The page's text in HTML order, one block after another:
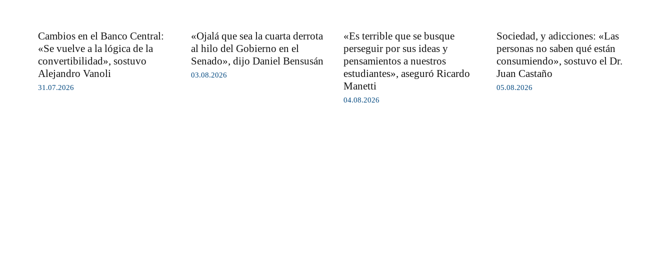
Cambios en el Banco Central:
«Se vuelve a la lógica de la
convertibilidad», sostuvo
Alejandro Vanoli
31.07.2026
«Ojalá que sea la cuarta derrota
al hilo del Gobierno en el
Senado», dijo Daniel Bensusán
03.08.2026
«Es terrible que se busque
perseguir por sus ideas y
pensamientos a nuestros
estudiantes», aseguró Ricardo
Manetti
04.08.2026
Sociedad, y adicciones: «Las
personas no saben qué están
consumiendo», sostuvo el Dr.
Juan Castaño
05.08.2026